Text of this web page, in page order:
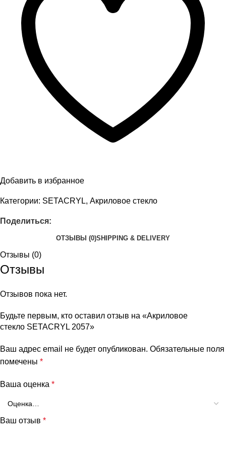
Добавить в избранное
Категории: SETACRYL, Акриловое стекло
Поделиться:
ОТЗЫВЫ (0)SHIPPING & DELIVERY
Отзывы (0)
Отзывы
Отзывов пока нет.
Будьте первым, кто оставил отзыв на «Акриловое
стекло SETACRYL 2057»
Ваш адрес email не будет опубликован. Обязательные поля
помечены *
Ваша оценка *
Ваш отзыв *